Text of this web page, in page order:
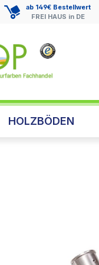
ab 149€ Bestellwert
FREI HAUS in DE
HOLZBÖDEN